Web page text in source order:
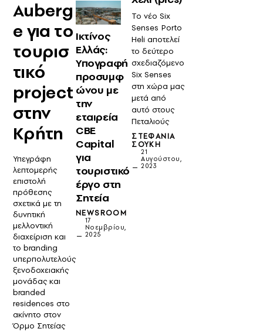
Auberg
e για το
τουρισ
τικό
project
στην
Κρήτη
Υπεγράφη
λεπτομερής
επιστολή
πρόθεσης
σχετικά με τη
δυνητική
μελλοντική
διαχείριση και
το branding
υπερπολυτελούς
ξενοδοχειακής
μονάδας και
branded
residences στο
ακίνητο στον
Όρμο Σητείας
Ικτίνος
Ελλάς:
Υπογραφή
προσυμφ
ώνου με
την
εταιρεία
CBE
Capital
για
τουριστικό
έργο στη
Σητεία
NEWSROOM
17
Νοεμβρίου,
2025
To νέο Six
Senses Porto
Heli αποτελεί
το δεύτερο
σχεδιαζόμενο
Six Senses
στη χώρα μας
μετά από
αυτό στους
Πεταλιούς
ΣΤΕΦΑΝΊΑ
ΣΟΎΚΗ
21
Αυγούστου,
2023